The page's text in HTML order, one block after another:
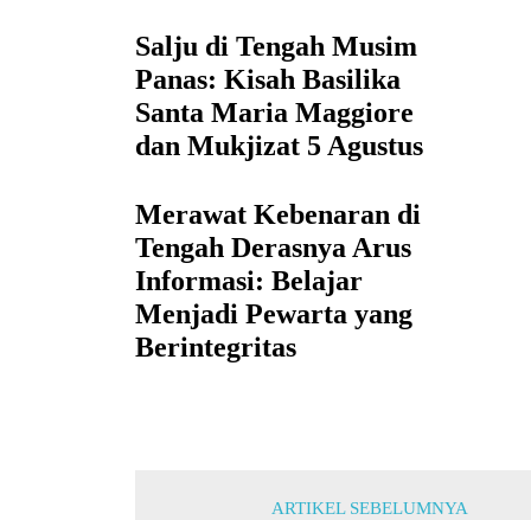
Salju di Tengah Musim
Panas: Kisah Basilika
Santa Maria Maggiore
dan Mukjizat 5 Agustus
Merawat Kebenaran di
Tengah Derasnya Arus
Informasi: Belajar
Menjadi Pewarta yang
Berintegritas
ARTIKEL SEBELUMNYA